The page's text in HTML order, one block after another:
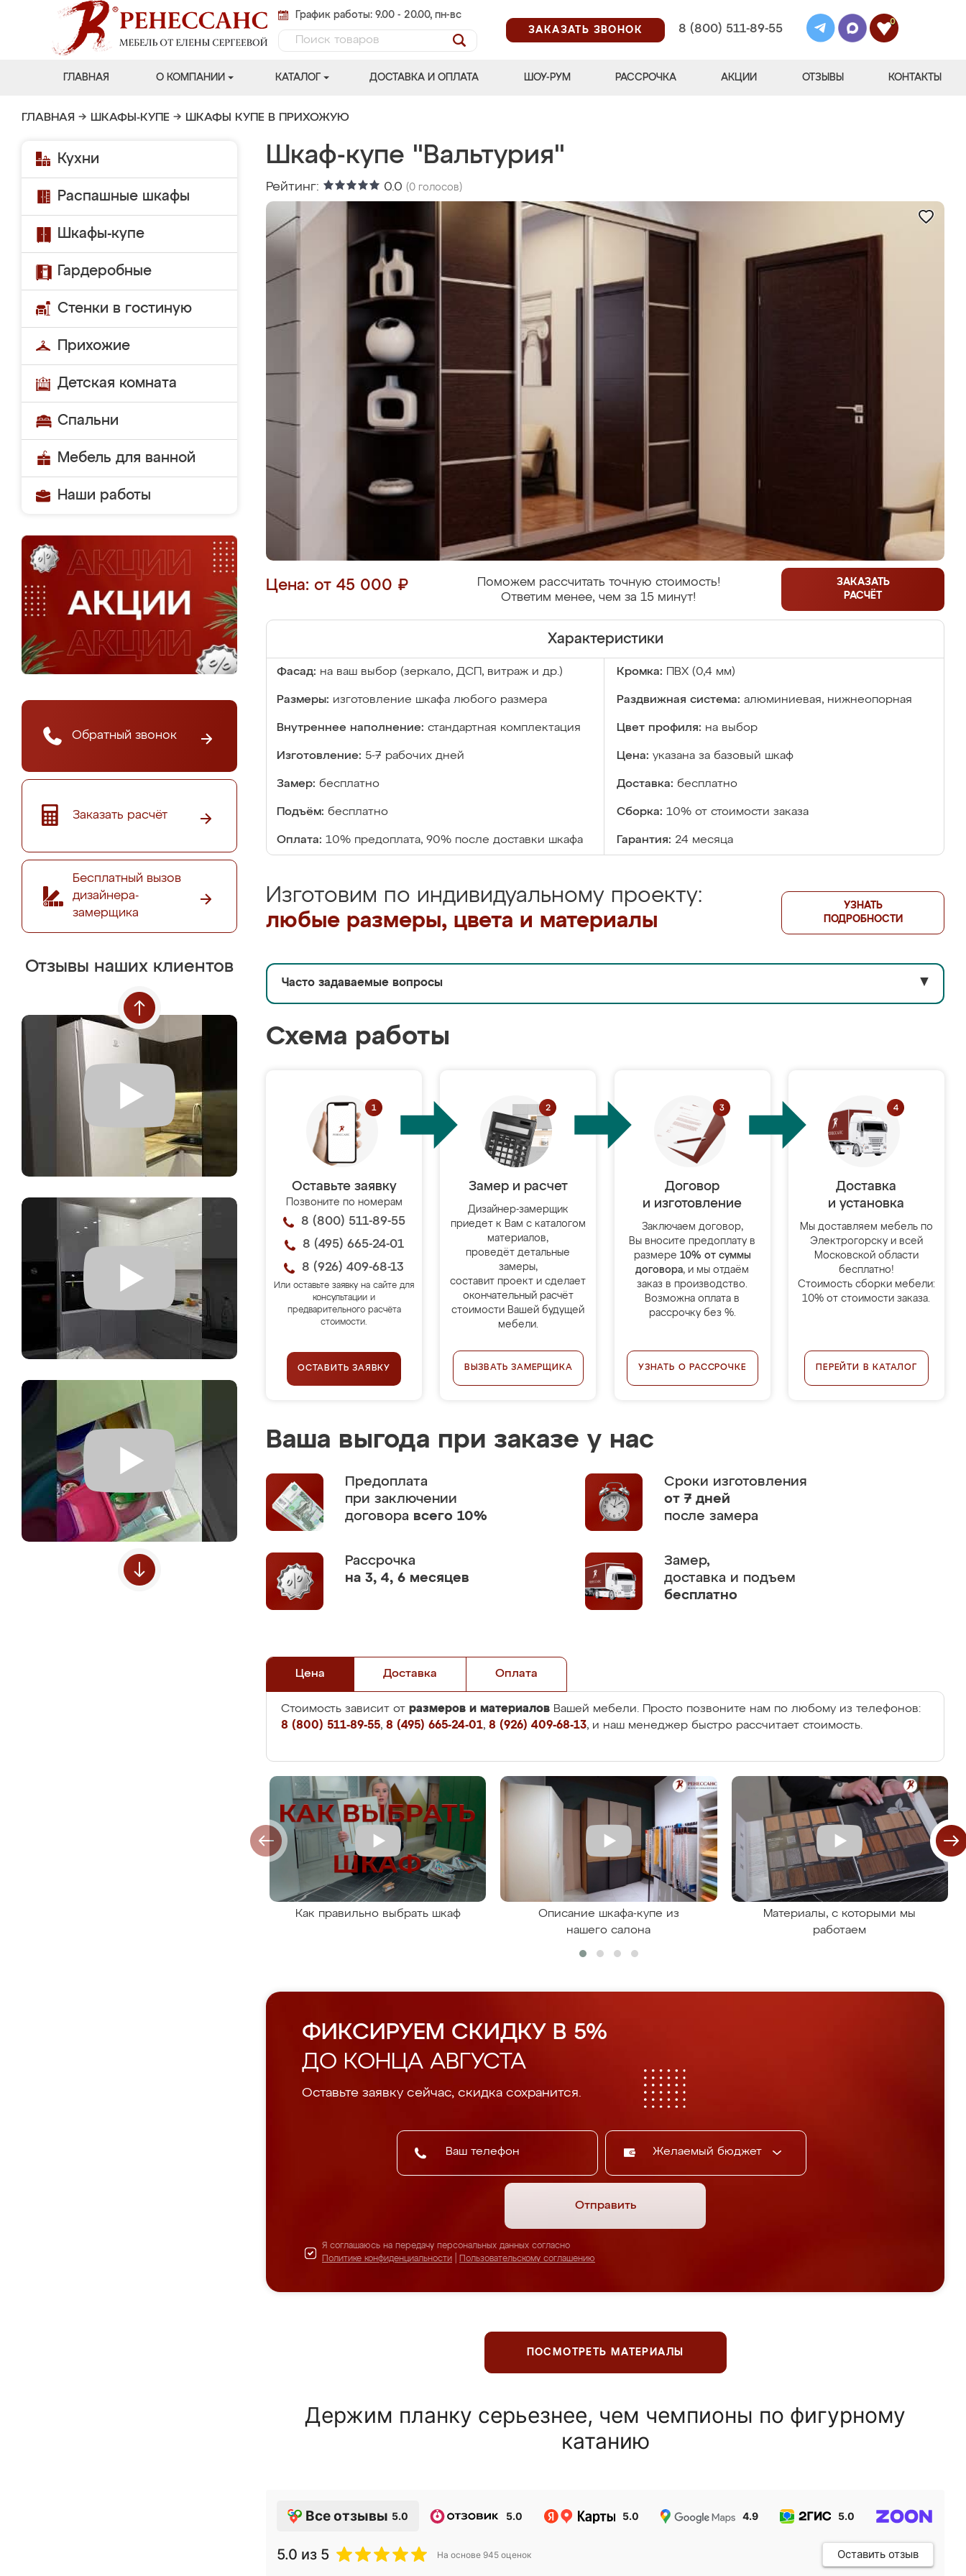
График работы: 9.00 - 20.00, пн-вс
ЗАКАЗАТЬ ЗВОНОК
8 (800) 511-89-55
0
ГЛАВНАЯ О КОМПАНИИ КАТАЛОГ ДОСТАВКА И ОПЛАТА ШОУ-РУМ РАССРОЧКА АКЦИИ ОТЗЫВЫ КОНТАКТЫ
ГЛАВНАЯ → ШКАФЫ-КУПЕ → ШКАФЫ КУПЕ В ПРИХОЖУЮ
Кухни
Распашные шкафы
Шкафы-купе
Гардеробные
Стенки в гостиную
Прихожие
Детская комната
Спальни
Мебель для ванной
Наши работы
Обратный звонок
Заказать расчёт
Бесплатный вызов
дизайнера-
замерщика
Отзывы наших клиентов
Шкаф-купе "Вальтурия"
Рейтинг: 0.0 (0 голосов)
Цена: от 45 000 ₽
Поможем рассчитать точную стоимость!
Ответим менее, чем за 15 минут!
ЗАКАЗАТЬ
РАСЧЁТ
Характеристики
Фасад: на ваш выбор (зеркало, ДСП, витраж и др.) Кромка: ПВХ (0,4 мм)
Размеры: изготовление шкафа любого размера Раздвижная система: алюминиевая, нижнеопорная
Внутреннее наполнение: стандартная комплектация Цвет профиля: на выбор
Изготовление: 5-7 рабочих дней Цена: указана за базовый шкаф
Замер: бесплатно Доставка: бесплатно
Подъём: бесплатно Сборка: 10% от стоимости заказа
Оплата: 10% предоплата, 90% после доставки шкафа Гарантия: 24 месяца
Изготовим по индивидуальному проекту:
любые размеры, цвета и материалы
УЗНАТЬ
ПОДРОБНОСТИ
Часто задаваемые вопросы ▼
Схема работы
Оставьте заявку
Позвоните по номерам
8 (800) 511-89-55
8 (495) 665-24-01
8 (926) 409-68-13
Или оставьте заявку на сайте для
консультации и
предварительного расчёта
стоимости.
ОСТАВИТЬ ЗАЯВКУ
Замер и расчет
Дизайнер-замерщик
приедет к Вам с каталогом
материалов,
проведёт детальные
замеры,
составит проект и сделает
окончательный расчёт
стоимости Вашей будущей
мебели.
ВЫЗВАТЬ ЗАМЕРЩИКА
Договор
и изготовление
Заключаем договор,
Вы вносите предоплату в
размере 10% от суммы
договора, и мы отдаём
заказ в производство.
Возможна оплата в
рассрочку без %.
УЗНАТЬ О РАССРОЧКЕ
Доставка
и установка
Мы доставляем мебель по
Электрогорску и всей
Московской области
бесплатно!
Стоимость сборки мебели:
10% от стоимости заказа.
ПЕРЕЙТИ В КАТАЛОГ
Ваша выгода при заказе у нас
Предоплата
при заключении
договора всего 10%
Сроки изготовления
от 7 дней
после замера
Рассрочка
на 3, 4, 6 месяцев
Замер,
доставка и подъем
бесплатно
Цена Доставка Оплата
Стоимость зависит от размеров и материалов Вашей мебели. Просто позвоните нам по любому из телефонов:
8 (800) 511-89-55, 8 (495) 665-24-01, 8 (926) 409-68-13, и наш менеджер быстро рассчитает стоимость.
Как правильно выбрать шкаф
Описание шкафа-купе из
нашего салона
Материалы, с которыми мы
работаем
ФИКСИРУЕМ СКИДКУ В 5%
ДО КОНЦА АВГУСТА
Оставьте заявку сейчас, скидка сохранится.
Желаемый бюджет
Отправить
Я соглашаюсь на передачу персональных данных согласно
Политике конфиденциальности
Пользовательскому соглашению
ПОСМОТРЕТЬ МАТЕРИАЛЫ
Держим планку серьезнее, чем чемпионы по фигурному
катанию
Все отзывы 5.0 5.0 5.0 4.9 5.0
5.0 из 5 На основе 945 оценок Оставить отзыв